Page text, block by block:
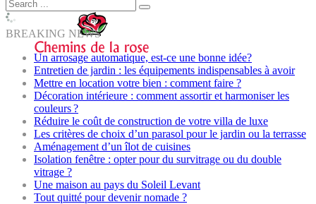
BREAKING NEWS
Un arrosage automatique, est-ce une bonne idée?
Entretien de jardin : les équipements indispensables à avoir
Mettre en location votre bien : comment faire ?
Décoration intérieure : comment assortir et harmoniser les
couleurs ?
Réduire le coût de construction de votre villa de luxe
Les critères de choix d’un parasol pour le jardin ou la terrasse
Aménagement d’un îlot de cuisines
Isolation fenêtre : opter pour du survitrage ou du double
vitrage ?
Une maison au pays du Soleil Levant
Tout quitté pour devenir nomade ?